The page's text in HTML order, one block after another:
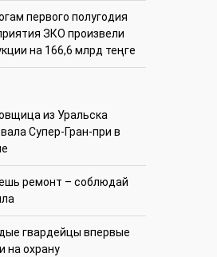
первого полугодия
ЗКО произвели
на 166,6 млрд теңге
из Уральска
Супер-Гран-при в
ремонт – соблюдай
гвардейцы впервые
на охрану